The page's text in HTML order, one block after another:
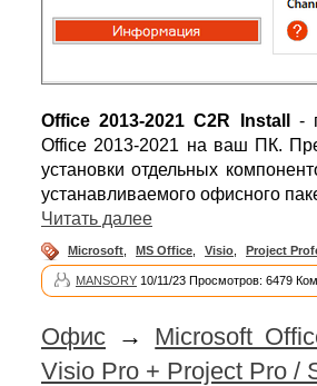
Office 2013-2021 C2R Install
-
Office 2013-2021 на ваш ПК.
установки отдельных
устанавливаемого офисного
Читать далее
Microsoft MS Office Visio Project
MANSORY 10/11/23 Просмотров: 6479
Офис → Microsoft
Visio Pro + Project Pro /